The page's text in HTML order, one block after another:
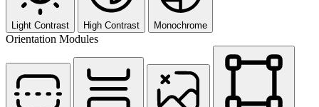
Light Contrast High Contrast Monochrome
Orientation Modules